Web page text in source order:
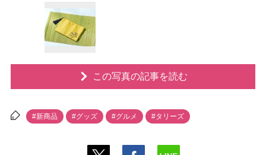
この写真の記事を読む
#新商品 #グッズ #グルメ #タリーズ